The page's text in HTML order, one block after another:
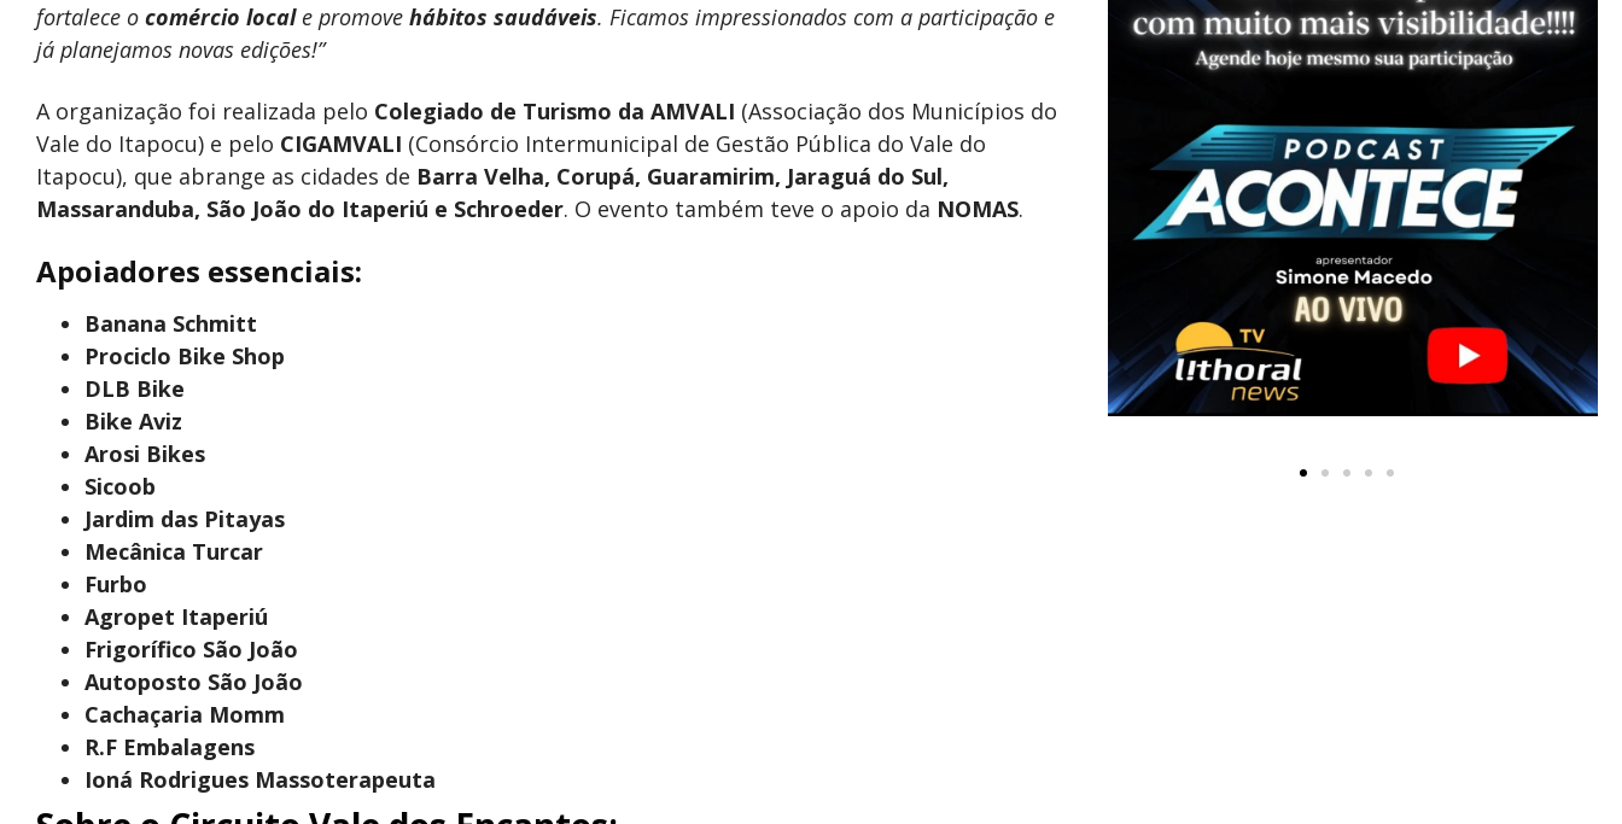
fortalece o comércio locale promove hábitos saudáveis. Ficamos impressionados com a participação e
já planejamos novas edições!”
A organização foi realizada pelo Colegiado de Turismo da AMVALI (Associação dos Municípios do
Vale do Itapocu) e pelo CIGAMVALI (Consórcio Intermunicipal de Gestão Pública do Vale do
Itapocu), que abrange as cidades de Barra Velha, Corupá, Guaramirim, Jaraguá do Sul,
Massaranduba, São João do Itaperiú e Schroeder. O evento também teve o apoio da NOMAS.
Apoiadores essenciais:
Banana Schmitt
Prociclo Bike Shop
DLB Bike
Bike Aviz
Arosi Bikes
Sicoob
Jardim das Pitayas
Mecânica Turcar
Furbo
Agropet Itaperiú
Frigorífico São João
Autoposto São João
Cachaçaria Momm
R.F Embalagens
Ioná Rodrigues Massoterapeuta